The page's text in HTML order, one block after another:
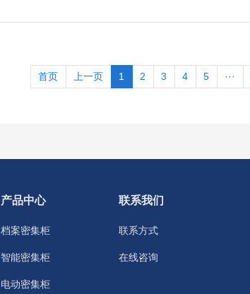
首页 上一页 1 2 3 4 5 ···
产品中心
档案密集柜
智能密集柜
电动密集柜
联系我们
联系方式
在线咨询